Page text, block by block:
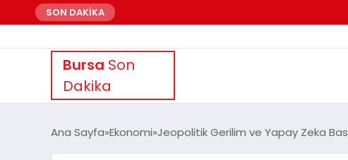
SON DAKİKA
Bursa Son
Dakika
Ana Sayfa Ekonomi Jeopolitik Gerilim ve Yapay Zeka